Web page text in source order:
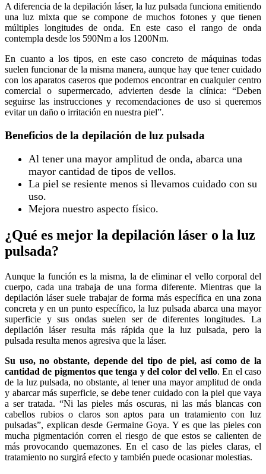
A diferencia de la depilación láser, la luz pulsada funciona emitiendo
una luz mixta que se compone de muchos fotones y que tienen
múltiples longitudes de onda. En este caso el rango de onda
contempla desde los 590Nm a los 1200Nm.
En cuanto a los tipos, en este caso concreto de máquinas todas
suelen funcionar de la misma manera, aunque hay que tener cuidado
con los aparatos caseros que podemos encontrar en cualquier centro
comercial o supermercado, advierten desde la clínica: “Deben
seguirse las instrucciones y recomendaciones de uso si queremos
evitar un daño o irritación en nuestra piel”.
Beneficios de la depilación de luz pulsada
Al tener una mayor amplitud de onda, abarca una
mayor cantidad de tipos de vellos.
La piel se resiente menos si llevamos cuidado con su
uso.
Mejora nuestro aspecto físico.
¿Qué es mejor la depilación láser o la luz
pulsada?
Aunque la función es la misma, la de eliminar el vello corporal del
cuerpo, cada una trabaja de una forma diferente. Mientras que la
depilación láser suele trabajar de forma más específica en una zona
concreta y en un punto específico, la luz pulsada abarca una mayor
superficie y sus ondas suelen ser de diferentes longitudes. La
depilación láser resulta más rápida que la luz pulsada, pero la
pulsada resulta menos agresiva que la láser.
Su uso, no obstante, depende del tipo de piel, así como de la
cantidad de pigmentos que tenga y del color del vello. En el caso
de la luz pulsada, no obstante, al tener una mayor amplitud de onda
y abarcar más superficie, se debe tener cuidado con la piel que vaya
a ser tratada. “Ni las pieles más oscuras, ni las más blancas con
cabellos rubios o claros son aptos para un tratamiento con luz
pulsadas”, explican desde Germaine Goya. Y es que las pieles con
mucha pigmentación corren el riesgo de que estos se calienten de
más provocando quemazones. En el caso de las pieles claras, el
tratamiento no surgirá efecto y también puede ocasionar molestias.